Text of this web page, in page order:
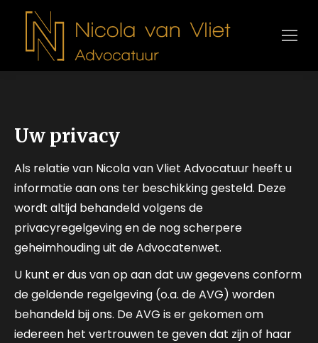
Uw privacy
Als relatie van Nicola van Vliet Advocatuur heeft u
informatie aan ons ter beschikking gesteld. Deze
wordt altijd behandeld volgens de
privacyregelgeving en de nog scherpere
geheimhouding uit de Advocatenwet.
U kunt er dus van op aan dat uw gegevens conform
de geldende regelgeving (o.a. de AVG) worden
behandeld bij ons. De AVG is er gekomen om
iedereen het vertrouwen te geven dat zijn of haar